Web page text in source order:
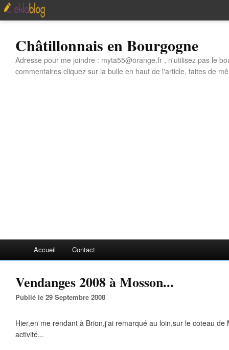
Châtillonnais en Bourgogne
Adresse pour me joindre : myta55@orange.fr , n'utilisez pas le
commentaires cliquez sur la bulle en haut de l'article, faites de
Accueil Contact
Vendanges 2008 à Mosson...
Publié le 29 Septembre 2008
Hier,en me rendant à Brion,j'ai remarqué au loin,sur le coteau de
activité...